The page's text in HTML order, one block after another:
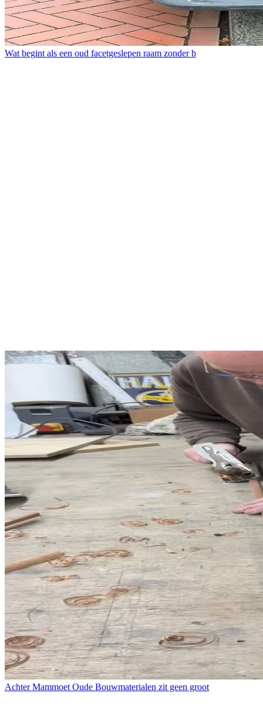
Wat begint als een oud facetgeslepen raam zonder b
Achter Mammoet Oude Bouwmaterialen zit geen groot